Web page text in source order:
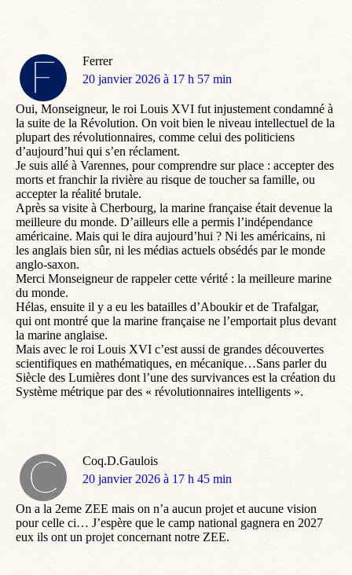
Ferrer
dit
20 janvier 2026 à 17 h 57 min
Oui, Monseigneur, le roi Louis XVI fut injustement condamné à
la suite de la Révolution. On voit bien le niveau intellectuel de la
plupart des révolutionnaires, comme celui des politiciens
d’aujourd’hui qui s’en réclament.
Je suis allé à Varennes, pour comprendre sur place : accepter des
morts et franchir la rivière au risque de toucher sa famille, ou
accepter la réalité brutale.
Après sa visite à Cherbourg, la marine française était devenue la
meilleure du monde. D’ailleurs elle a permis l’indépendance
américaine. Mais qui le dira aujourd’hui ? Ni les américains, ni
les anglais bien sûr, ni les médias actuels obsédés par le monde
anglo-saxon.
Merci Monseigneur de rappeler cette vérité : la meilleure marine
du monde.
Hélas, ensuite il y a eu les batailles d’Aboukir et de Trafalgar,
qui ont montré que la marine française ne l’emportait plus devant
la marine anglaise.
Mais avec le roi Louis XVI c’est aussi de grandes découvertes
scientifiques en mathématiques, en mécanique…Sans parler du
Siècle des Lumières dont l’une des survivances est la création du
Système métrique par des « révolutionnaires intelligents ».
Coq.D.Gaulois
dit
20 janvier 2026 à 17 h 45 min
On a la 2eme ZEE mais on n’a aucun projet et aucune vision
pour celle ci… J’espère que le camp national gagnera en 2027
eux ils ont un projet concernant notre ZEE.